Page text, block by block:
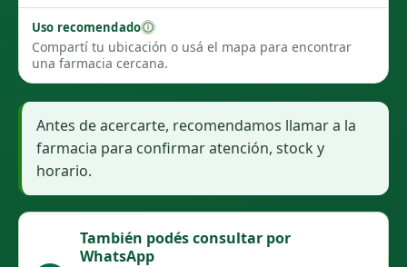
Uso recomendado
Compartí tu ubicación o usá el mapa para encontrar
una farmacia cercana.
Antes de acercarte, recomendamos llamar a la
farmacia para confirmar atención, stock y
horario.
También podés consultar por
WhatsApp